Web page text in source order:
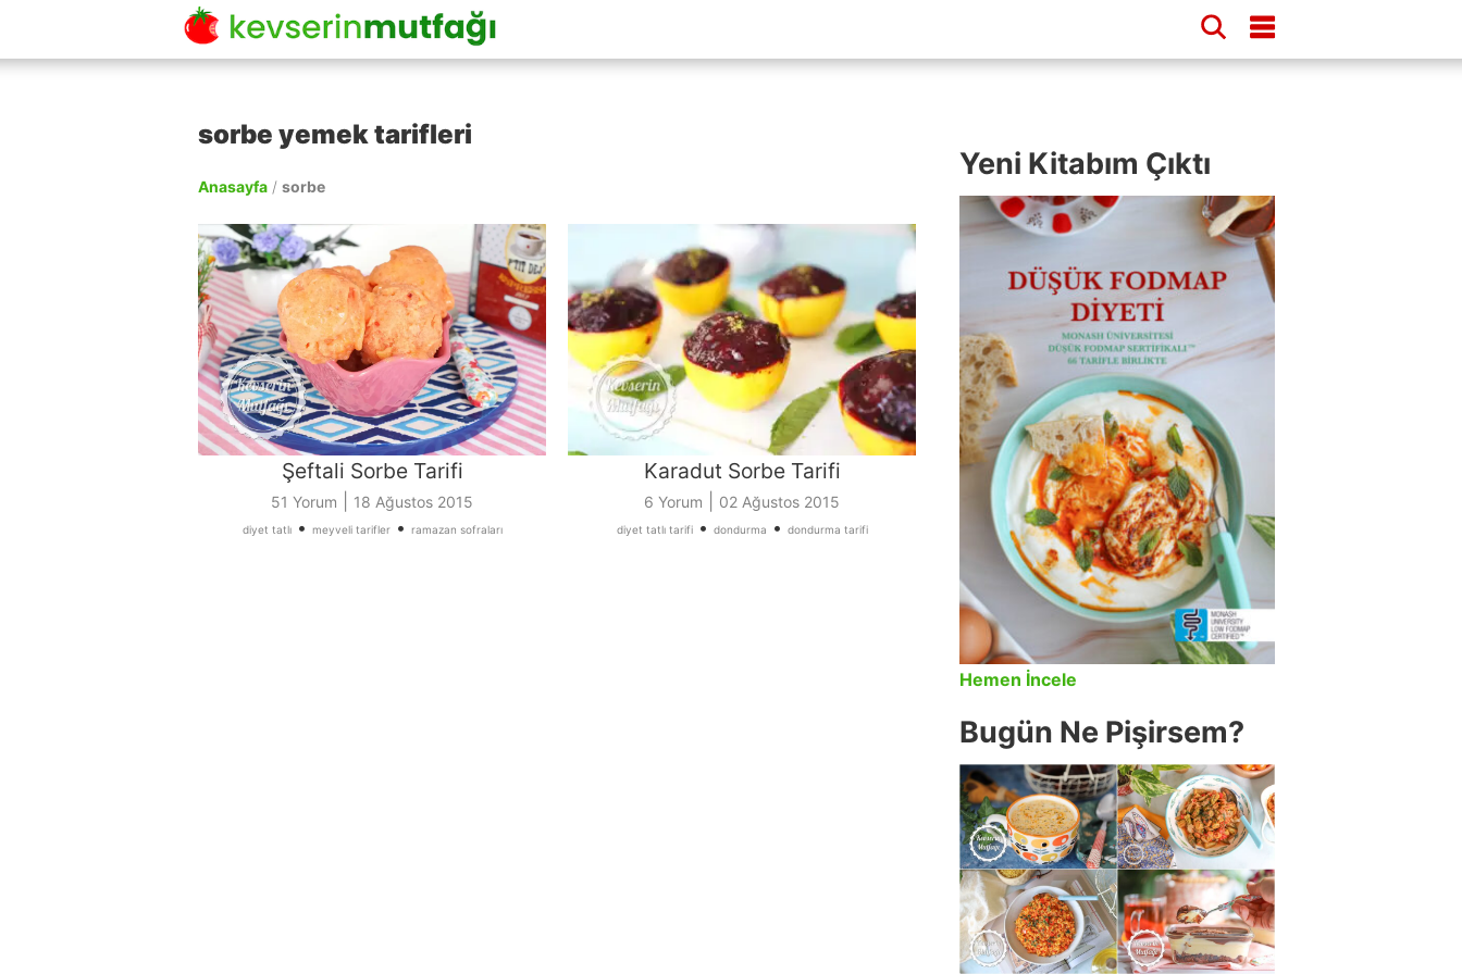
sorbe yemek tarifleri
Anasayfa / sorbe
Şeftali Sorbe Tarifi
51 Yorum 18 Ağustos 2015
diyet tatlı• meyveli tarifler• ramazan sofraları
Karadut Sorbe Tarifi
6 Yorum 02 Ağustos 2015
diyet tatlı tarifi• dondurma • dondurma tarifi
Yeni Kitabım Çıktı
Hemen İncele
Bugün Ne Pişirsem?